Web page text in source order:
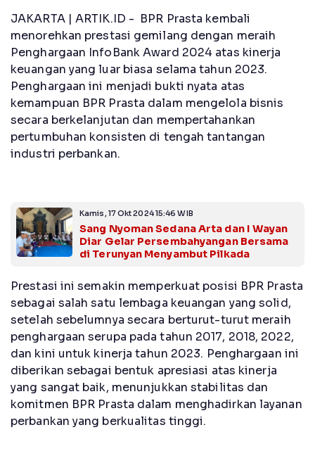
JAKARTA | ARTIK.ID - BPR Prasta kembali
menorehkan prestasi gemilang dengan meraih
Penghargaan InfoBank Award 2024 atas kinerja
keuangan yang luar biasa selama tahun 2023.
Penghargaan ini menjadi bukti nyata atas
kemampuan BPR Prasta dalam mengelola bisnis
secara berkelanjutan dan mempertahankan
pertumbuhan konsisten di tengah tantangan
industri perbankan.
Kamis, 17 Okt 2024 15:46 WIB
Sang Nyoman Sedana Arta dan I Wayan
Diar Gelar Persembahyangan Bersama
di Terunyan Menyambut Pilkada
Prestasi ini semakin memperkuat posisi BPR Prasta
sebagai salah satu lembaga keuangan yang solid,
setelah sebelumnya secara berturut-turut meraih
penghargaan serupa pada tahun 2017, 2018, 2022,
dan kini untuk kinerja tahun 2023. Penghargaan ini
diberikan sebagai bentuk apresiasi atas kinerja
yang sangat baik, menunjukkan stabilitas dan
komitmen BPR Prasta dalam menghadirkan layanan
perbankan yang berkualitas tinggi.